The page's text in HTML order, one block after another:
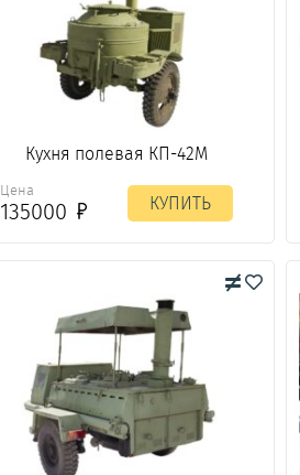
Кухня полевая КП-42М
Цена
135000 КУПИТЬ